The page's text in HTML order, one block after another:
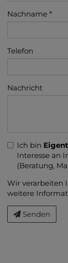
Nachname
Telefon
Nachricht
Ich bin
Interesse an
(Beratung,
Wir verarbeiten
weitere
Senden